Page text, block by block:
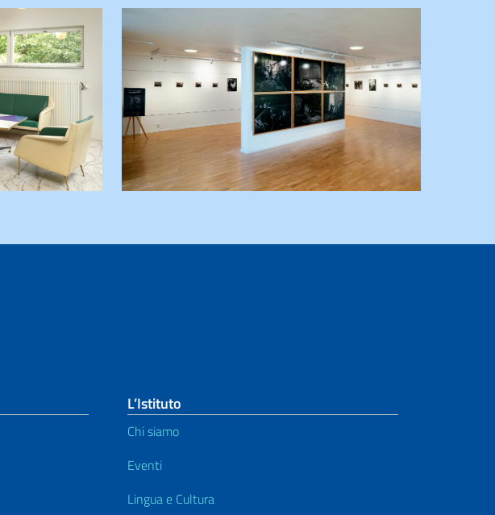
L’Istituto
Chi siamo
Eventi
Lingua e Cultura